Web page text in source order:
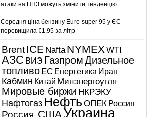
атаки на НПЗ можуть змінити тенденцію
Середня ціна бензину Euro-super 95 у ЄС
перевищила €1,95 за літр
Brent ICE Nafta NYMEXWTI
АЗС ВИЭ ГазпромДизельное
топливо ЕС Енергетика Иран
Кабмин Китай Минэнергоугля
Мировые биржи НКРЭКУ
Нафтогаз Нефть ОПЕК Россия
Россия. СШАУкраина